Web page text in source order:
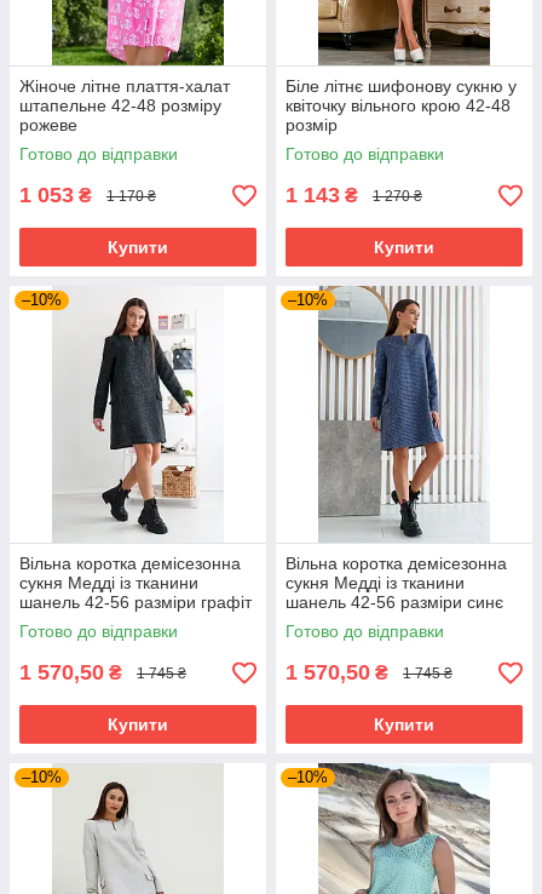
Жіноче літне плаття-халат
штапельне 42-48 розміру
рожеве
Готово до відправки
1 053 ₴ 1 170 ₴
Купити
Біле літнє шифонову сукню у
квіточку вільного крою 42-48
розмір
Готово до відправки
1 143 ₴ 1 270 ₴
Купити
–10%
Вільна коротка демісезонна
сукня Медді із тканини
шанель 42-56 разміри графіт
Готово до відправки
1 570,50 ₴ 1 745 ₴
Купити
–10%
Вільна коротка демісезонна
сукня Медді із тканини
шанель 42-56 разміри синє
Готово до відправки
1 570,50 ₴ 1 745 ₴
Купити
–10% –10%